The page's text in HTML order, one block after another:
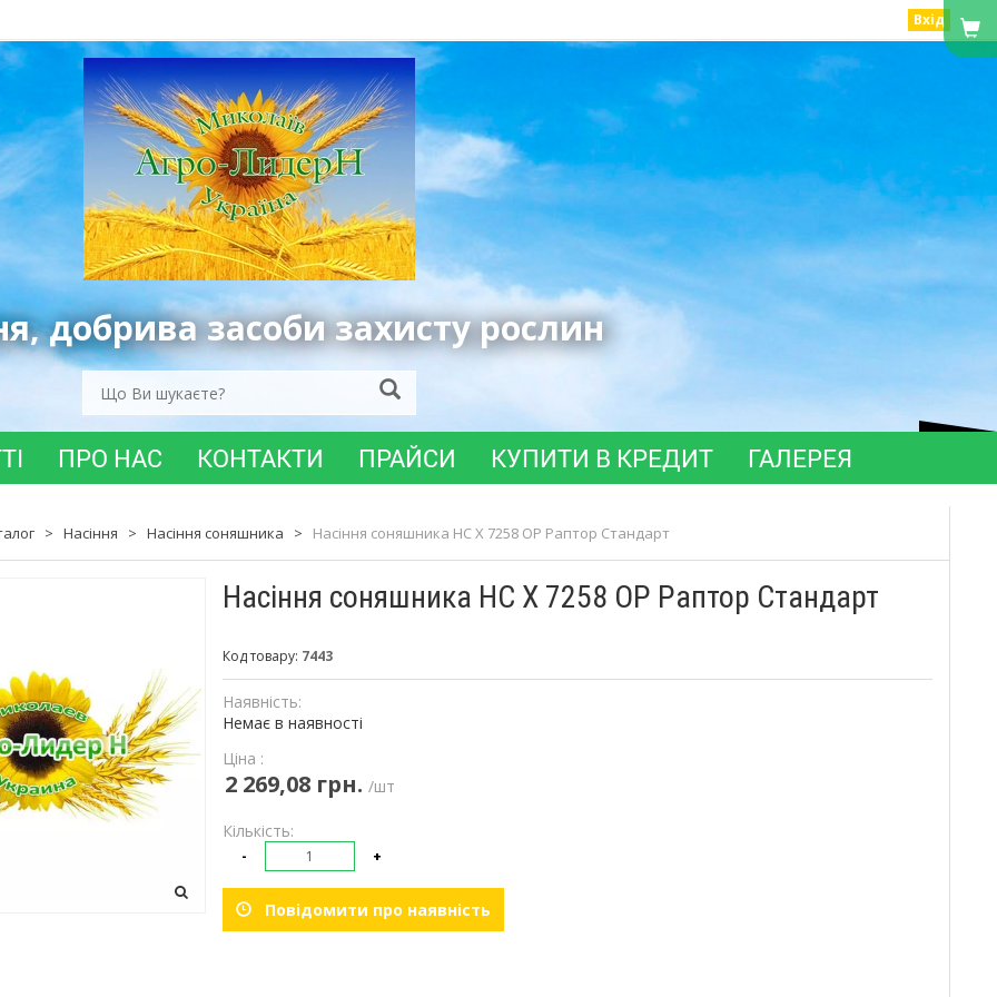
Вхід
добрива засоби захисту рослин
ПРО НАС КОНТАКТИ ПРАЙСИ КУПИТИ В КРЕДИТ ГАЛЕРЕЯ
> Насіння > Насіння соняшника > Насіння соняшника НС Х 7258 ОР Раптор Стандарт
Насіння соняшника НС Х 7258 ОР Раптор Стандарт
Код товару: 7443
Наявність:
Немає в наявності
Ціна :
2 269,08 грн. /шт
Кількість:
- +
Повідомити про наявність